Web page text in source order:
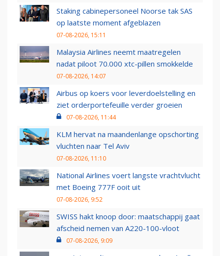
Staking cabinepersoneel Noorse tak SAS
op laatste moment afgeblazen
07-08-2026, 15:11
Malaysia Airlines neemt maatregelen
nadat piloot 70.000 xtc-pillen smokkelde
07-08-2026, 14:07
Airbus op koers voor leverdoelstelling en
ziet orderportefeuille verder groeien
07-08-2026, 11:44
KLM hervat na maandenlange opschorting
vluchten naar Tel Aviv
07-08-2026, 11:10
National Airlines voert langste vrachtvlucht
met Boeing 777F ooit uit
07-08-2026, 9:52
SWISS hakt knoop door: maatschappij gaat
afscheid nemen van A220-100-vloot
07-08-2026, 9:09